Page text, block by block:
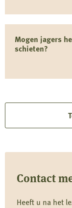
Contact
Heeft u na het
Mogen jagers
schieten?